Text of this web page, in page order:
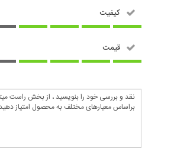
کیفیت
قیمت